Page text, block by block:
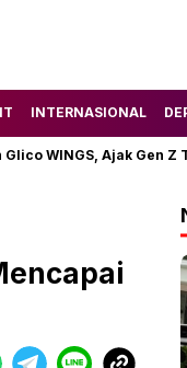
INTERNASIONAL
Ajak Gen Z